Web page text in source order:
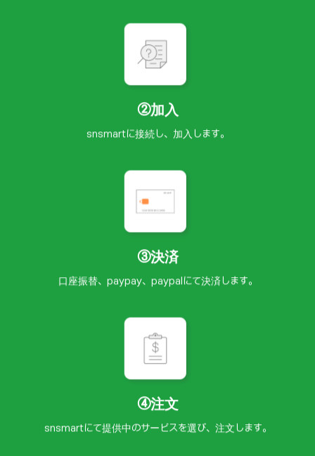
②加入
snsmartに接続し、加入します。
③決済
口座振替、paypay、paypalにて決済します。
④注文
snsmartにて提供中のサービスを選び、注文します。